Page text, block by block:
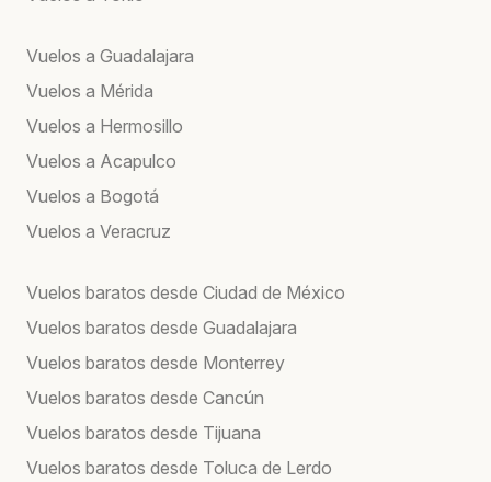
Vuelos a Guadalajara
Vuelos a Mérida
Vuelos a Hermosillo
Vuelos a Acapulco
Vuelos a Bogotá
Vuelos a Veracruz
Vuelos baratos desde Ciudad de México
Vuelos baratos desde Guadalajara
Vuelos baratos desde Monterrey
Vuelos baratos desde Cancún
Vuelos baratos desde Tijuana
Vuelos baratos desde Toluca de Lerdo